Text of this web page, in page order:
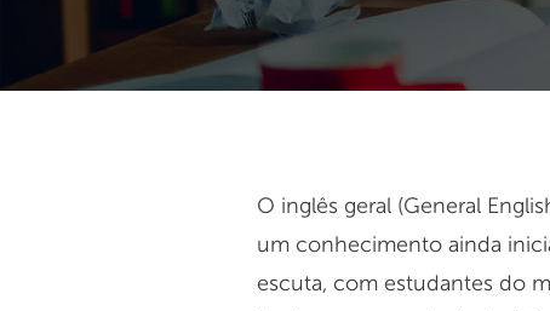
O inglês geral (General
um conhecimento ainda
escuta, com estudantes do